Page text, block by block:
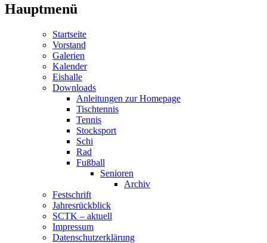
Hauptmenü
Startseite
Vorstand
Galerien
Kalender
Eishalle
Downloads
Anleitungen zur Homepage
Tischtennis
Tennis
Stocksport
Schi
Rad
Fußball
Senioren
Archiv
Festschrift
Jahresrückblick
SCTK – aktuell
Impressum
Datenschutzerklärung